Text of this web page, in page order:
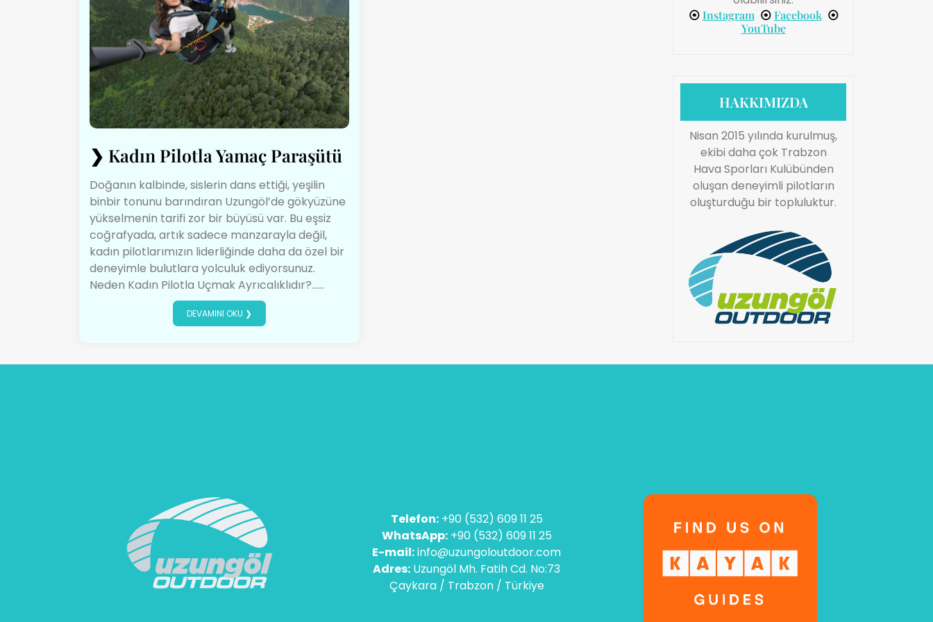
❯ Kadın Pilotla Yamaç Paraşütü
Doğanın kalbinde, sislerin dans ettiği, yeşilin
binbir tonunu barındıran Uzungöl’de gökyüzüne
yükselmenin tarifi zor bir büyüsü var. Bu eşsiz
coğrafyada, artık sadece manzarayla değil,
kadın pilotlarımızın liderliğinde daha da özel bir
deneyimle bulutlara yolculuk ediyorsunuz.
Neden Kadın Pilotla Uçmak Ayrıcalıklıdır?…...
DEVAMINI OKU ❯
⦿Instagram ⦿Facebook⦿
YouTube
HAKKIMIZDA
Nisan 2015 yılında kurulmuş,
ekibi daha çok Trabzon
Hava Sporları Kulübünden
oluşan deneyimli pilotların
oluşturduğu bir topluluktur.
Telefon: +90 (532) 609 11 25
WhatsApp: +90 (532) 609 11 25
E-mail:info@uzungoloutdoor.com
Adres: Uzungöl Mh. Fatih Cd. No:73
Çaykara / Trabzon / Türkiye